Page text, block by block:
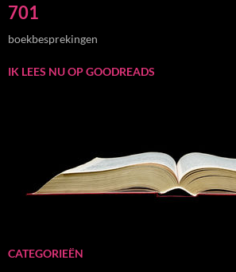
701
boekbesprekingen
IK LEES NU OP GOODREADS
CATEGORIEËN